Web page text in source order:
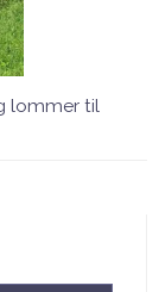
lommer til